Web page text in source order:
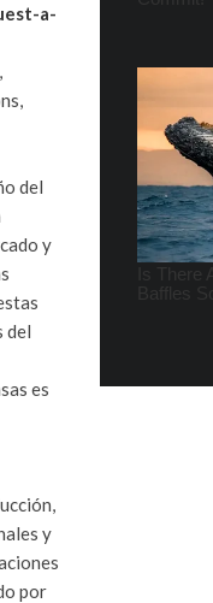
a-
del
y
del
es
y
por